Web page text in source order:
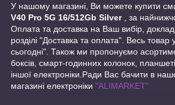
У нашому магазині, Ви можете купити
V40 Pro 5G 16/512Gb Silver, за
Оплата та доставка на Ваш вибір,
розділі "Доставка та оплата". Весь товар
сьогодні". Також ми пропонуємо
боксів, смарт-годинних колонок,
іншої електроніки.Ради Вас бачити в
магазині електроніки "ALIMARKET"